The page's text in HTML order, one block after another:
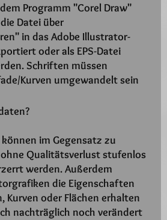
Programm "Corel Draw"
Datei über
in das Adobe Illustrator-
oder als EPS-Datei
Schriften müssen
Kurven umgewandelt sein
im Gegensatz zu
Qualitätsverlust stufenlos
werden. Außerdem
die Eigenschaften
Kurven oder Flächen erhalten
nachträglich noch verändert